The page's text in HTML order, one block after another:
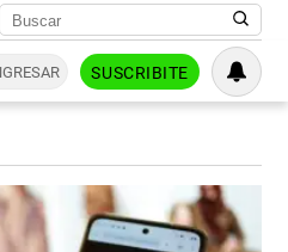
SUSCRIBITE